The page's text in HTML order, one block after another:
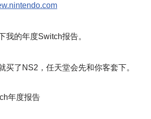
我的年度Switch报告。
买了NS2，任天堂会先和你客套下。